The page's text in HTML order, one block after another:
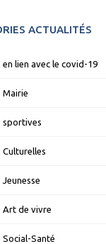
ACTUALITÉS
lien avec le covid-19
Mairie
sportives
Art de vivre
Santé